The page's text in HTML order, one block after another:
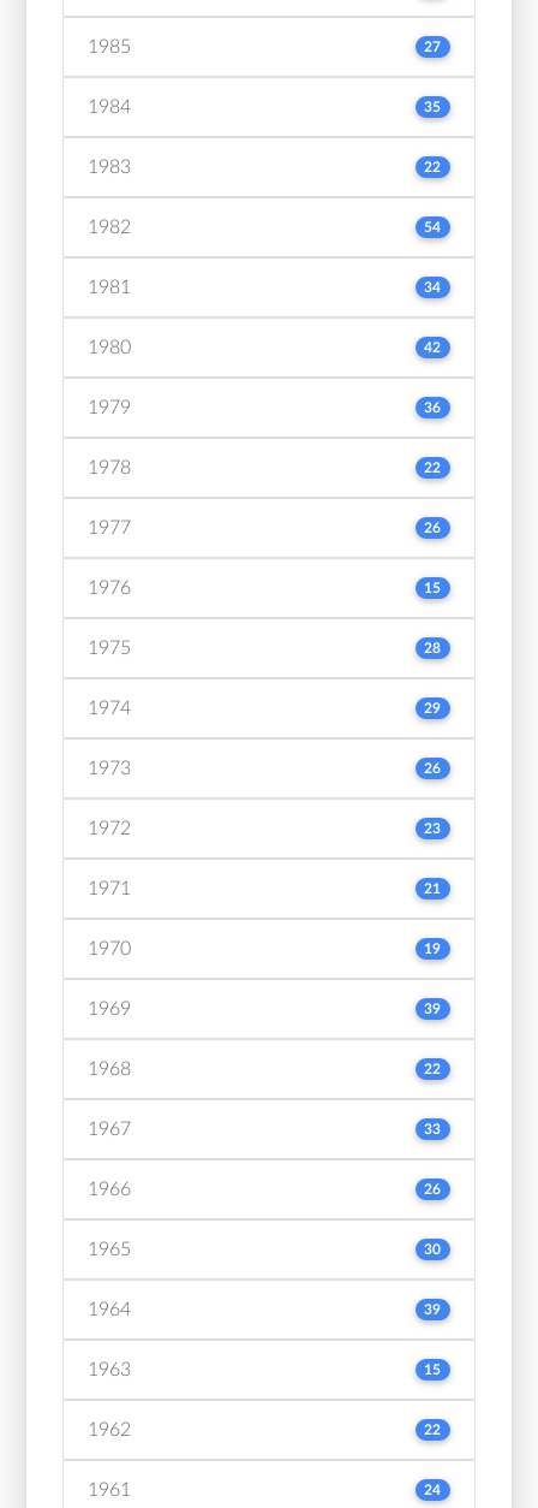
1985 27
1984 35
1983 22
1982 54
1981 34
1980 42
1979 36
1978 22
1977 26
1976 15
1975 28
1974 29
1973 26
1972 23
1971 21
1970 19
1969 39
1968 22
1967 33
1966 26
1965 30
1964 39
1963 15
1962 22
1961 24